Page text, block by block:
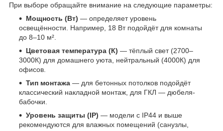
При выборе обращайте внимание на следующие параметры:
Мощность (Вт) — определяет уровень
освещённости. Например, 18 Вт подойдёт для комнаты
до 8–10 м².
Цветовая температура (К) — тёплый свет (2700–
3000К) для домашнего уюта, нейтральный (4000К) для
офисов.
Тип монтажа — для бетонных потолков подойдёт
классический накладной монтаж, для ГКЛ — дюбеля-
бабочки.
Уровень защиты (IP) — модели с IP44 и выше
рекомендуются для влажных помещений (санузлы,